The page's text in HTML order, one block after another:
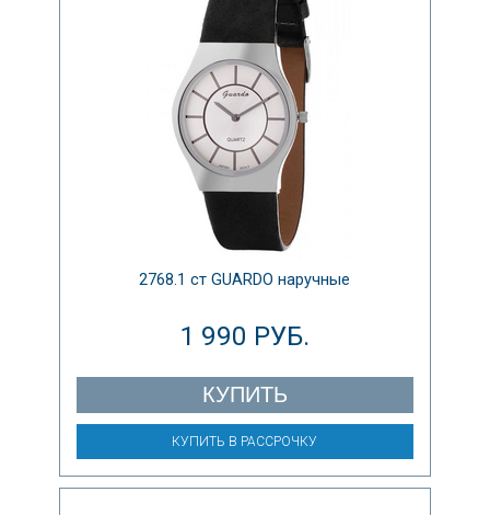
2768.1 ст GUARDO наручные
1 990 РУБ.
КУПИТЬ
КУПИТЬ В РАССРОЧКУ